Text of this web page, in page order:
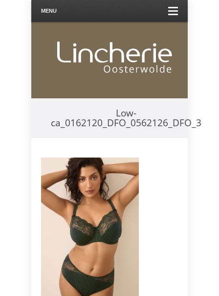
MENU
Low-
ca_0162120_DFO_0562126_DFO_3